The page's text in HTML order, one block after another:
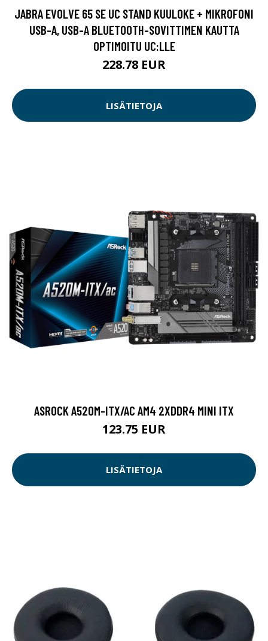
JABRA EVOLVE 65 SE UC STAND KUULOKE + MIKROFONI
USB-A, USB-A BLUETOOTH-SOVITTIMEN KAUTTA
OPTIMOITU UC:LLE
228.78 EUR
LISÄTIETOJA
ASROCK A520M-ITX/AC AM4 2XDDR4 MINI ITX
123.75 EUR
LISÄTIETOJA